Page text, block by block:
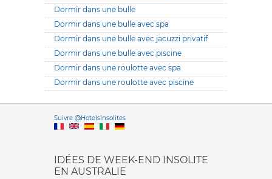
Dormir dans une bulle
Dormir dans une bulle avec spa
Dormir dans une bulle avec jacuzzi privatif
Dormir dans une bulle avec piscine
Dormir dans une roulotte avec spa
Dormir dans une roulotte avec piscine
Suivre @HotelsInsolitesVersione
IDÉES DE WEEK-END INSOLITE
EN AUSTRALIE